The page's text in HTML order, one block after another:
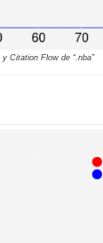
Citation Flow de “.nba”